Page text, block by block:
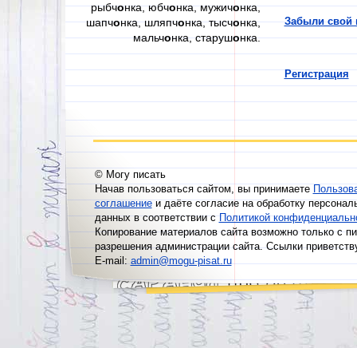
рыбчонка, юбчонка, мужичонка,
шапчонка, шляпчонка, тысчонка,
мальчонка, старушонка.
Забыли свой
Регистрация
© Могу писать
Начав пользоваться сайтом, вы принимаете
соглашениеи даёте согласие на обработку
данных в соответствии сПолитикой
Копирование материалов сайта возможно только с
разрешения администрации сайта. Ссылки
E-mail:admin@mogu-pisat.ru